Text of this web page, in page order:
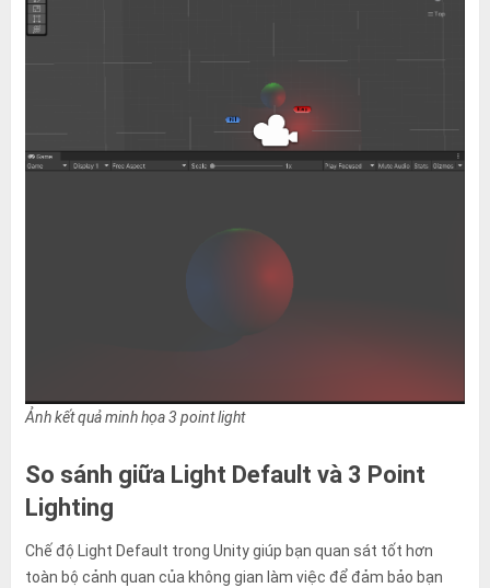
Ảnh kết quả minh họa 3 point light
So sánh giữa Light Default và 3 Point
Lighting
Chế độ Light Default trong Unity giúp bạn quan sát tốt hơn
toàn bộ cảnh quan của không gian làm việc để đảm bảo bạn